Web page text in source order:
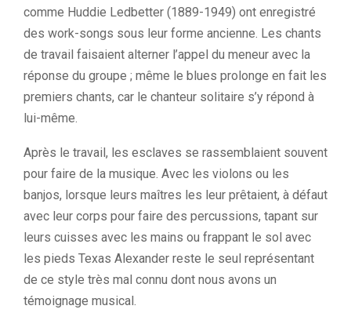
comme Huddie Ledbetter (1889-1949) ont enregistré
des work-songs sous leur forme ancienne. Les chants
de travail faisaient alterner l’appel du meneur avec la
réponse du groupe ; même le blues prolonge en fait les
premiers chants, car le chanteur solitaire s’y répond à
lui-même.
Après le travail, les esclaves se rassemblaient souvent
pour faire de la musique. Avec les violons ou les
banjos, lorsque leurs maîtres les leur prêtaient, à défaut
avec leur corps pour faire des percussions, tapant sur
leurs cuisses avec les mains ou frappant le sol avec
les pieds Texas Alexander reste le seul représentant
de ce style très mal connu dont nous avons un
témoignage musical.